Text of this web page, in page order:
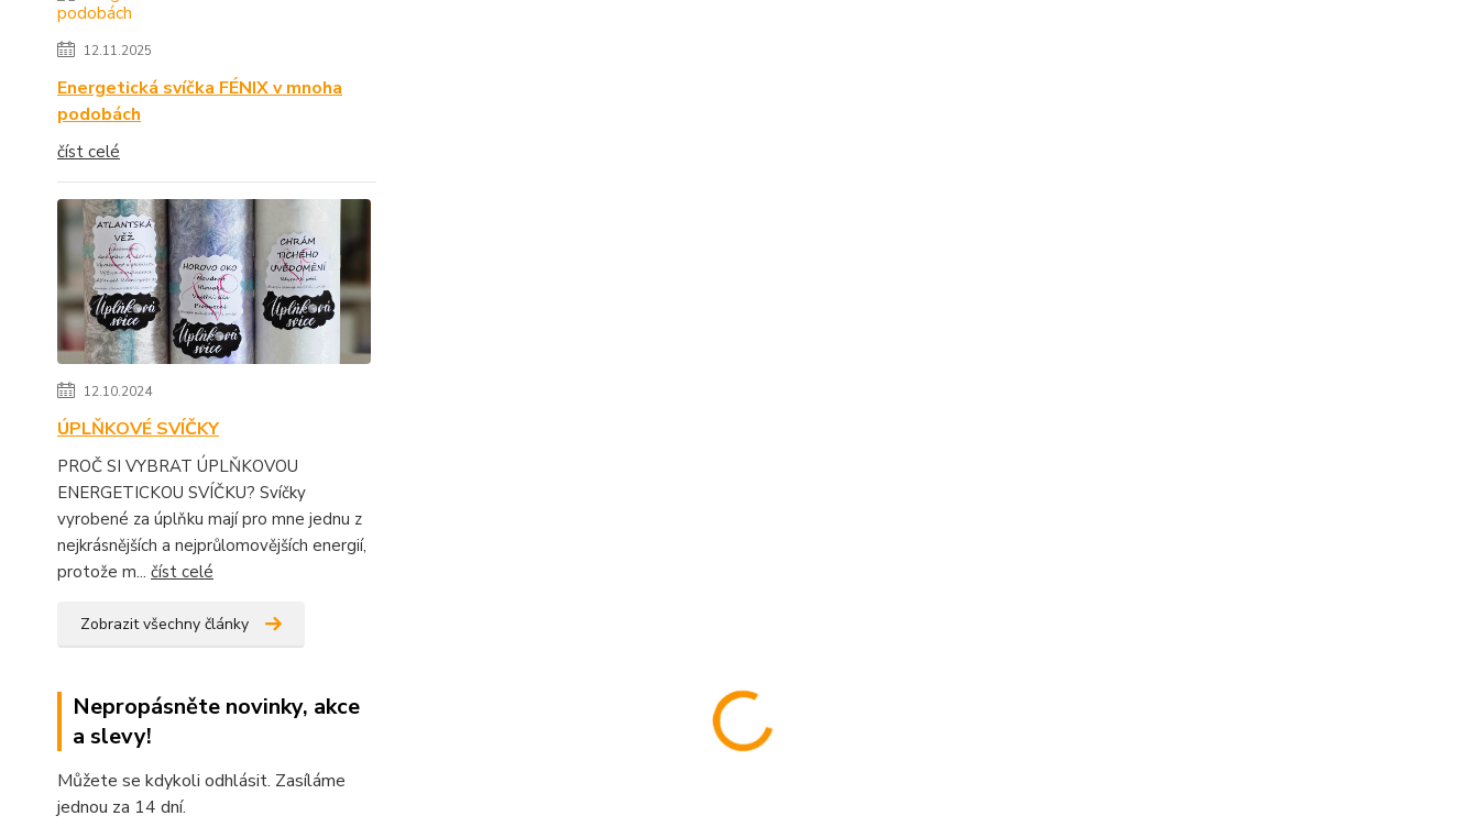
12.11.2025
Energetická svíčka FÉNIX v mnoha
podobách
číst celé
12.10.2024
ÚPLŇKOVÉ SVÍČKY
PROČ SI VYBRAT ÚPLŇKOVOU
ENERGETICKOU SVÍČKU? Svíčky
vyrobené za úplňku mají pro mne jednu z
nejkrásnějších a nejprůlomovějších energií,
protože m... číst celé
Zobrazit všechny články
Nepropásněte novinky, akce
a slevy!
Můžete se kdykoli odhlásit. Zasíláme
jednou za 14 dní.